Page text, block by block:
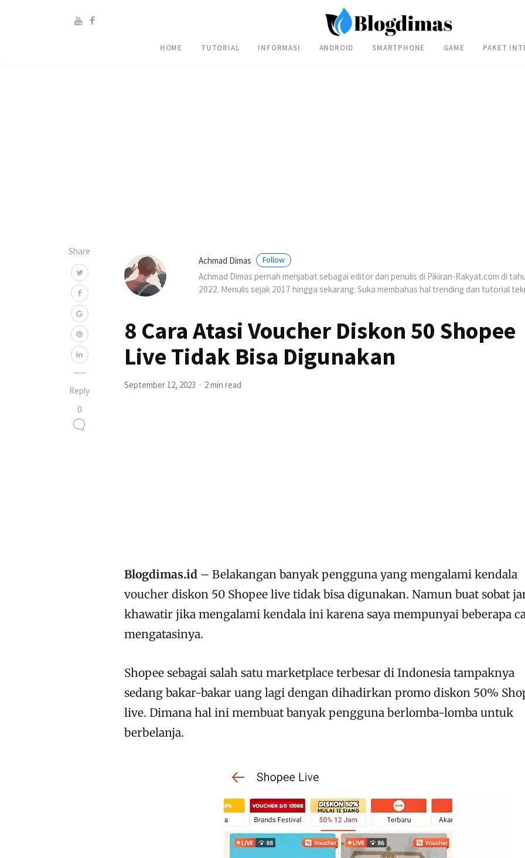
HOME TUTORIAL INFORMASI ANDROID SMARTPHONE GAME PAKET
Share
Reply
0
Achmad Dimas Follow
Achmad Dimas pernah menjabat sebagai editor dan penulis di Pikiran-Rakyat.com di
2022. Menulis sejak 2017 hingga sekarang. Suka membahas hal trending dan tutorial
8 Cara Atasi Voucher Diskon 50 Shopee
Live Tidak Bisa Digunakan
September 12, 2023 2 min read
Blogdimas.id – Belakangan banyak pengguna yang mengalami kendala
voucher diskon 50 Shopee live tidak bisa digunakan. Namun buat sobat
khawatir jika mengalami kendala ini karena saya mempunyai beberapa
mengatasinya.
Shopee sebagai salah satu marketplace terbesar di Indonesia tampaknya
sedang bakar-bakar uang lagi dengan dihadirkan promo diskon 50%
live. Dimana hal ini membuat banyak pengguna berlomba-lomba untuk
berbelanja.